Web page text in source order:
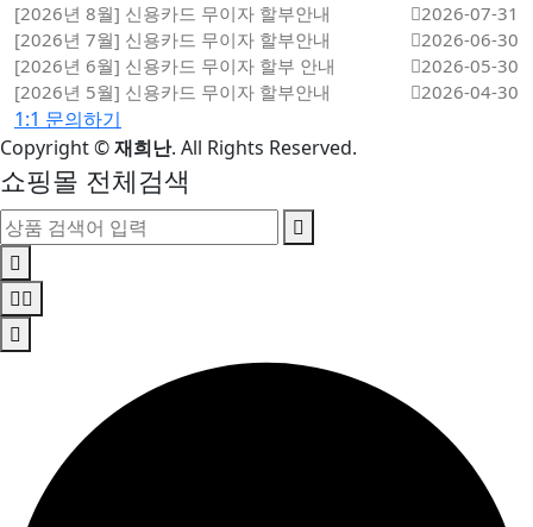
[2026년 8월] 신용카드 무이자 할부안내
2026-07-31
[2026년 7월] 신용카드 무이자 할부안내
2026-06-30
[2026년 6월] 신용카드 무이자 할부 안내
2026-05-30
[2026년 5월] 신용카드 무이자 할부안내
2026-04-30
1:1 문의하기
Copyright©재희난. All Rights Reserved.
쇼핑몰 전체검색